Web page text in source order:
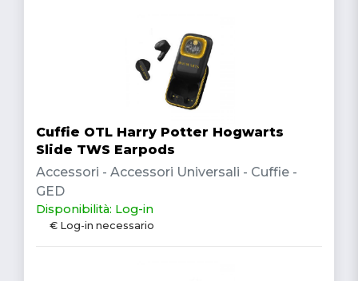
Cuffie OTL Harry Potter Hogwarts
Slide TWS Earpods
Accessori - Accessori Universali - Cuffie -
GED
Disponibilità: Log-in
€ Log-in necessario